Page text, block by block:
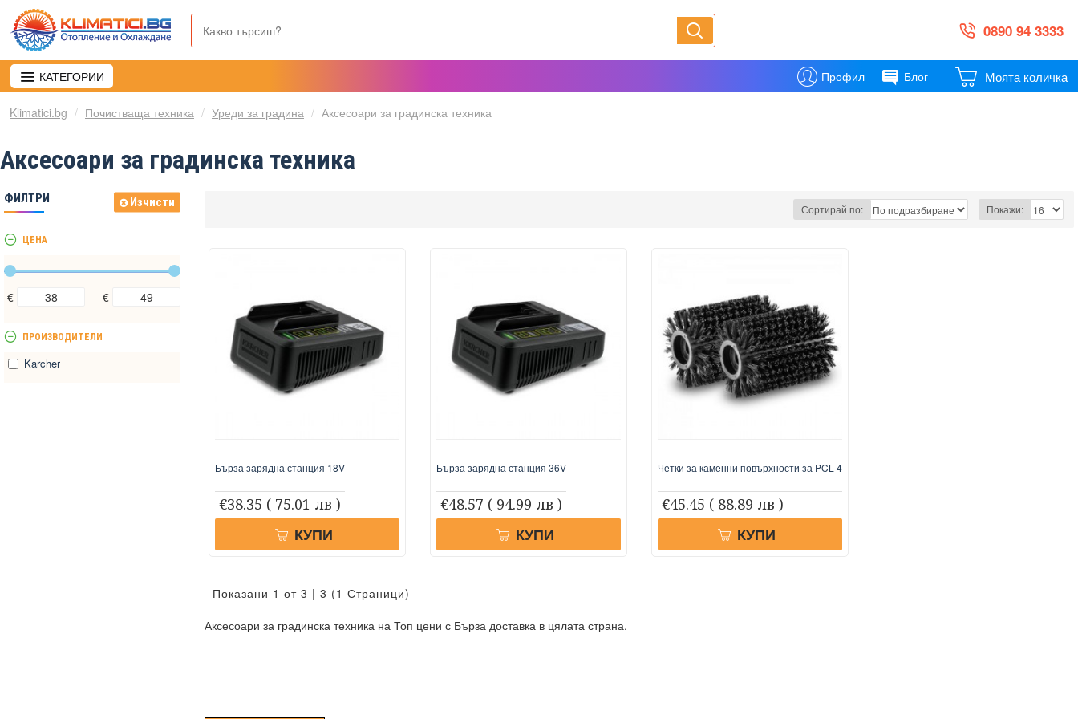
0890 94 3333
КАТЕГОРИИ Профил Блог Моята количка
Klimatici.bg Почистваща техника Уреди за градина Аксесоари за градинска техника
Аксесоари за градинска техника
ФИЛТРИ Изчисти
ЦЕНА
€ €
ПРОИЗВОДИТЕЛИ
Karcher
Аксесоари за градинска техника на Топ цени с Бърза доставка в цялата страна.
Сортирай по: Покажи:
Бърза зарядна станция 18V
€38.35 ( 75.01 лв )
КУПИ
Бърза зарядна станция 36V
€48.57 ( 94.99 лв )
КУПИ
Четки за каменни повърхности за PCL 4
€45.45 ( 88.89 лв )
КУПИ
Показани 1 от 3 | 3 (1 Страници)